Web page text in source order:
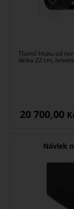
Tlumič hluku od
délka 22 cm,
20 700,00
Návlek